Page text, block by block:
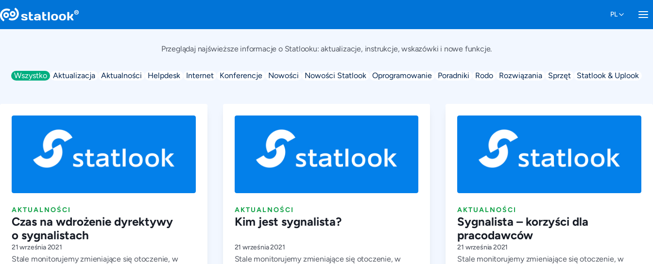
Przeglądaj najświeższe informacje o Statlooku: aktualizacje, instrukcje, wskazówki i nowe funkcje.
Wszystko Aktualizacja Aktualności Helpdesk Internet Konferencje Nowości Nowości Statlook Oprogramowanie Poradniki Rodo Rozwiązania Sprzęt Statlook & Uplook
AKTUALNOŚCI
Czas na wdrożenie dyrektywy
o sygnalistach
21 września 2021
Stale monitorujemy zmieniające się otoczenie, w
AKTUALNOŚCI
Kim jest sygnalista?
21 września 2021
Stale monitorujemy zmieniające się otoczenie, w
AKTUALNOŚCI
Sygnalista – korzyści dla
pracodawców
21 września 2021
Stale monitorujemy zmieniające się otoczenie, w